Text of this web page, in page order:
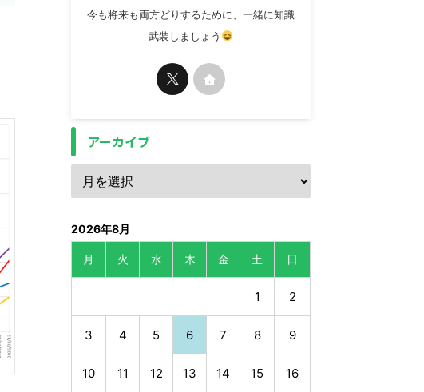
今も将来も両方どりするために、一緒に知識
武装しましょう
アーカイブ
2026年8月
月 火 水 木 金 土 日
1 2
3 4 5 6 7 8 9
10 11 12 13 14 15 16